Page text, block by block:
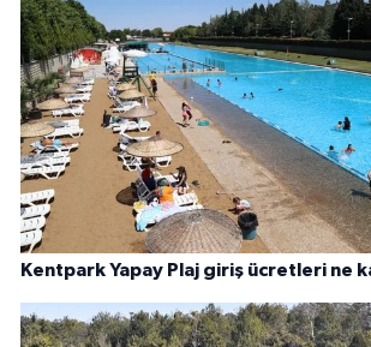
Kentpark Yapay Plaj giriş ücretleri ne